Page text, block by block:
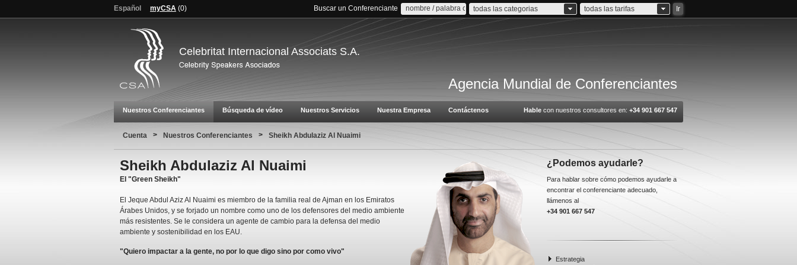
Español myCSA (0) Buscar un Conferenciante todas las categorias todas las tarifas Ir
Celebritat Internacional Associats S.A.
Agencia Mundial de Conferenciantes
Nuestros Conferenciantes Búsqueda de vídeo Nuestros Servicios Nuestra Empresa Contáctenos Hable con nuestros consultores en: +34 901 667 547
Cuenta > Nuestros Conferenciantes > Sheikh Abdulaziz Al Nuaimi
Sheikh Abdulaziz Al Nuaimi
El "Green Sheikh"
El Jeque Abdul Aziz Al Nuaimi es miembro de la familia real de Ajman en los Emiratos
Árabes Unidos, y se forjado un nombre como uno de los defensores del medio ambiente
más resistentes. Se le considera un agente de cambio para la defensa del medio
ambiente y sostenibilidad en los EAU.
"Quiero impactar a la gente, no por lo que digo sino por como vivo"
¿Podemos ayudarle?
Para hablar sobre cómo podemos ayudarle a
encontrar el conferenciante adecuado,
llámenos al
+34 901 667 547
Estrategia